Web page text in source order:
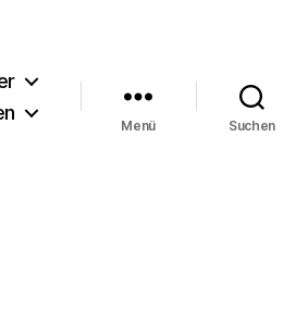
Menü Suchen